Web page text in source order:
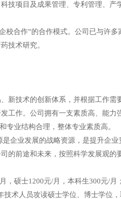
技项目及成果管理、专利管理、产
合作”的合作模式。公司已与许多
技术研究。
新技术的创新体系，并根据工作需
工作。公司拥有一支素质高、能力
专业结构合理，整体专业素质高。
企业发展的战略资源，是提升企业
的前途和未来，按照科学发展观的
，硕士1200元/月，本科生300元/月
术人员攻读硕士学位、博士学位